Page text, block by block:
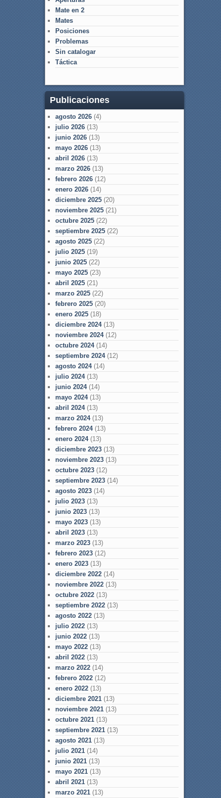
Mate en 2
Mates
Posiciones
Problemas
Sin catalogar
Táctica
Publicaciones
agosto 2026(4)
julio 2026(13)
junio 2026(13)
mayo 2026(13)
abril 2026(13)
marzo 2026(13)
febrero 2026(12)
enero 2026(14)
diciembre 2025(20)
noviembre 2025(21)
octubre 2025(22)
septiembre 2025(22)
agosto 2025(22)
julio 2025(19)
junio 2025(22)
mayo 2025(23)
abril 2025(21)
marzo 2025(22)
febrero 2025(20)
enero 2025(18)
diciembre 2024(13)
noviembre 2024(12)
octubre 2024(14)
septiembre 2024(12)
agosto 2024(14)
julio 2024(13)
junio 2024(14)
mayo 2024(13)
abril 2024(13)
marzo 2024(13)
febrero 2024(13)
enero 2024(13)
diciembre 2023(13)
noviembre 2023(13)
octubre 2023(12)
septiembre 2023(14)
agosto 2023(14)
julio 2023(13)
junio 2023(13)
mayo 2023(13)
abril 2023(13)
marzo 2023(13)
febrero 2023(12)
enero 2023(13)
diciembre 2022(14)
noviembre 2022(13)
octubre 2022(13)
septiembre 2022(13)
agosto 2022(13)
julio 2022(13)
junio 2022(13)
mayo 2022(13)
abril 2022(13)
marzo 2022(14)
febrero 2022(12)
enero 2022(13)
diciembre 2021(13)
noviembre 2021(13)
octubre 2021(13)
septiembre 2021(13)
agosto 2021(13)
julio 2021(14)
junio 2021(13)
mayo 2021(13)
abril 2021(13)
marzo 2021(13)